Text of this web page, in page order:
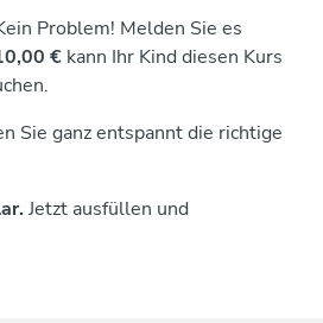
Problem! Melden Sie es
€ kann Ihr Kind diesen Kurs
Sie ganz entspannt die richtige
Jetzt ausfüllen und